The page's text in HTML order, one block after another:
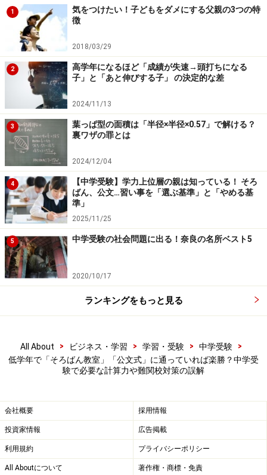
『中学入試 でる順過去問 計算 合格への920問（旺文
社）』が、計算問題集にしては解説がわかりやすく見や
すくておすすめとのことです。
なお『新 面積迷路』は、ニンテンドーSwitchのソフト
『ひらめきパズル！面積迷路』として、なんと500円で
ダウンロードできます。ゲーム感覚で楽しみたいという
お子さんなら、ニンテンドーSwitch版もおすすめです。
大手塾のパターン学習では行き詰まる!? 難
関校合格のための算数勉強法
また、難関校の問題は基礎を積み上げれば解けるように
なるというのもよくある誤解です。誤解とまでは言い切
れない部分もありますが、いつまでも基礎ばかりを固め
ようと努力するだけでは難関校の合格に手は届きませ
ん。
っています。しかし、この方法だと行き詰まる可能性が
あります。実際、行き詰まっている子が多くなっている
もちろん基礎は大事ですが、難関校を目指しているな
ら、月刊誌『中学への算数（東京出版）』の難問に2日
に1問くらいのペースで取り組んでみてはいかがでしょ
1
気をつけたい！子どもをダメにする父親の3つの特
徴
2018/03/29
2
高学年になるほど「成績が失速→頭打ちになる
子」と「あと伸びする子」 の決定的な差
2024/11/13
3
葉っぱ型の面積は「半径×半径×0.57」で解ける？
裏ワザの罪とは
2024/12/04
4
【中学受験】学力上位層の親は知っている！ そろ
ばん、公文…習い事を「選ぶ基準」と「やめる基
準」
2025/11/25
5 中学受験の社会問題に出る！奈良の名所ベスト5
2020/10/17
ランキングをもっと見る
All About > ビジネス・学習 > 学習・受験 > 中学受験
>
低学年で「そろばん教室」「公文式」に通っていれば楽勝？中学受
験で必要な計算力や難関校対策の誤解
会社概要 採用情報
投資家情報 広告掲載
利用規約 プライバシーポリシー
All Aboutについて 著作権・商標・免責